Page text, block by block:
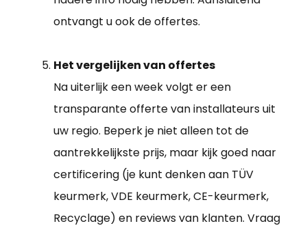
ontvangt u ook de offertes.
Het vergelijken van offertes
Na uiterlijk een week volgt er een
transparante offerte van installateurs uit
uw regio. Beperk je niet alleen tot de
aantrekkelijkste prijs, maar kijk goed naar
certificering (je kunt denken aan TÜV
keurmerk, VDE keurmerk, CE-keurmerk,
Recyclage) en reviews van klanten. Vraag